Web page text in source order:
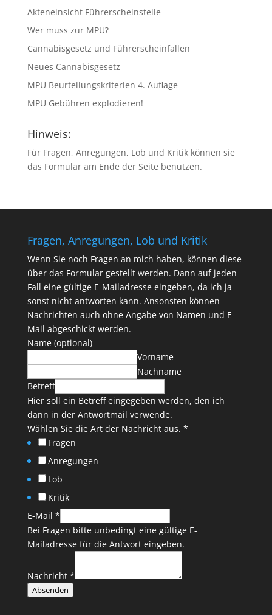
Akteneinsicht Führerscheinstelle
Wer muss zur MPU?
Cannabisgesetz und Führerscheinfallen
Neues Cannabisgesetz
MPU Beurteilungskriterien 4. Auflage
MPU Gebühren explodieren!
Hinweis:
Für Fragen, Anregungen, Lob und Kritik können sie
das Formular am Ende der Seite benutzen.
Fragen, Anregungen, Lob und Kritik
Wenn Sie noch Fragen an mich haben, können diese
über das Formular gestellt werden. Dann auf jeden
Fall eine gültige E-Mailadresse eingeben, da ich ja
sonst nicht antworten kann. Ansonsten können
Nachrichten auch ohne Angabe von Namen und E-
Mail abgeschickt werden.
Name (optional)
Vorname
Nachname
Betreff
Hier soll ein Betreff eingegeben werden, den ich
dann in der Antwortmail verwende.
Wählen Sie die Art der Nachricht aus. *
Fragen
Anregungen
Lob
Kritik
E-Mail *
Bei Fragen bitte unbedingt eine gültige E-
Mailadresse für die Antwort eingeben.
Nachricht *
Absenden